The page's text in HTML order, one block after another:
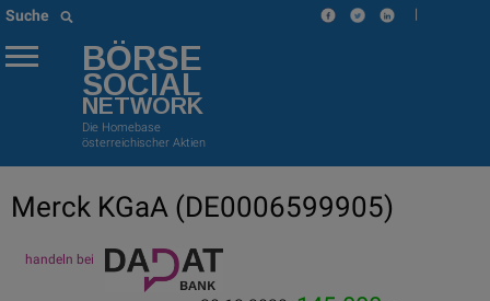
Suche |
BÖRSE
SOCIAL
NETWORK
Die Homebase
österreichischer Aktien
Merck KGaA (DE0006599905)
handeln bei